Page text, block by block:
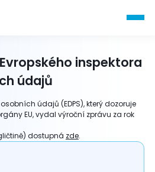
inspektora
údajů
údajů (EDPS), který dozoruje
EU, vydal výroční zprávu za rok
dostupná zde.